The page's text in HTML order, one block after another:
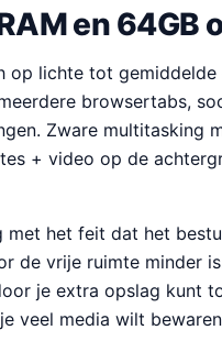
en 64GB
op lichte tot gemiddelde
browsertabs,
Zware multitasking
+ video op de
met het feit dat het
de vrije ruimte minder
je extra opslag kunt
veel media wilt